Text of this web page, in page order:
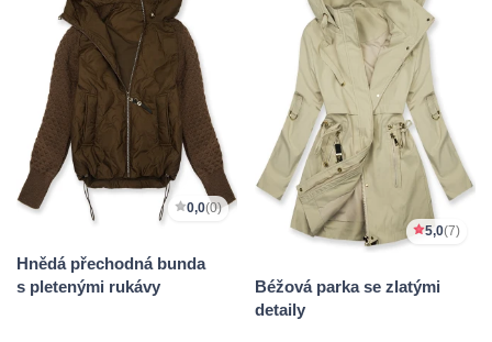
0,0(0)
Hnědá přechodná bunda
s pletenými rukávy
5,0(7)
Béžová parka se zlatými
detaily